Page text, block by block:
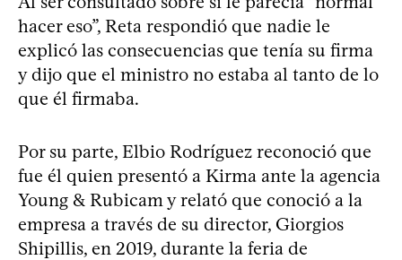
hacer eso”, Reta respondió que nadie le
explicó las consecuencias que tenía su firma
y dijo que el ministro no estaba al tanto de lo
que él firmaba.
Por su parte, Elbio Rodríguez reconoció que
fue él quien presentó a Kirma ante la agencia
Young & Rubicam y relató que conoció a la
empresa a través de su director, Giorgios
Shipillis, en 2019, durante la feria de